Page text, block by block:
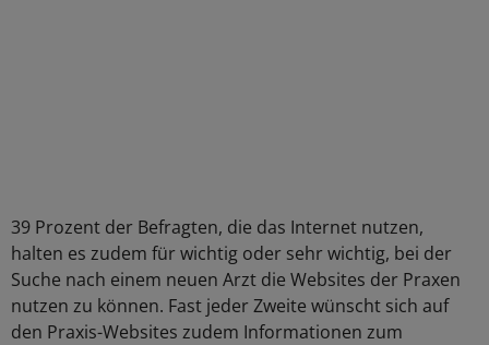
39 Prozent der Befragten, die das Internet nutzen,
halten es zudem für wichtig oder sehr wichtig, bei der
Suche nach einem neuen Arzt die Websites der Praxen
nutzen zu können. Fast jeder Zweite wünscht sich auf
den Praxis-Websites zudem Informationen zum